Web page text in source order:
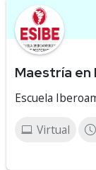
Maestría en
Escuela
Virtual